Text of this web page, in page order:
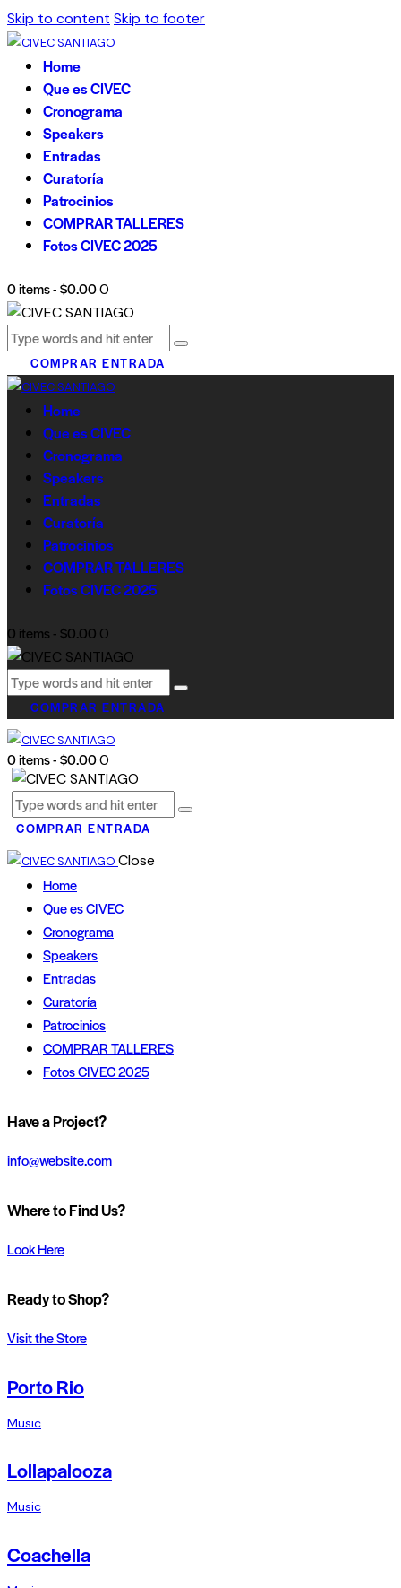
Skip to content Skip to footer
Home
Que es CIVEC
Cronograma
Speakers
Entradas
Curatoría
Patrocinios
COMPRAR TALLERES
Fotos CIVEC 2025
0 items-$0.000
COMPRAR ENTRADA
Home
Que es CIVEC
Cronograma
Speakers
Entradas
Curatoría
Patrocinios
COMPRAR TALLERES
Fotos CIVEC 2025
0 items -$0.00 0
COMPRAR ENTRADA
0 items-$0.000
COMPRAR ENTRADA
Close
Home
Que es CIVEC
Cronograma
Speakers
Entradas
Curatoría
Patrocinios
COMPRAR TALLERES
Fotos CIVEC 2025
instagram
whatsapp
Have a Project?
info@website.com
Where to Find Us?
Look Here
Ready to Shop?
Visit the Store
Porto Rio
Music
Lollapalooza
Music
Coachella